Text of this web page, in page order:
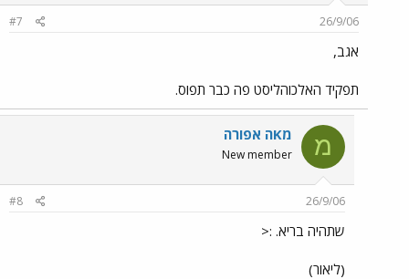
26/9/06
#7
אגב,
תפקיד האלכוהליסט פה כבר תפוס.
מ מKה אפורה
New member
26/9/06
#8
שתהיה בריא. :<
(ליאור)